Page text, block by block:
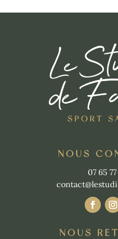
NOUS
07 65
NOUS